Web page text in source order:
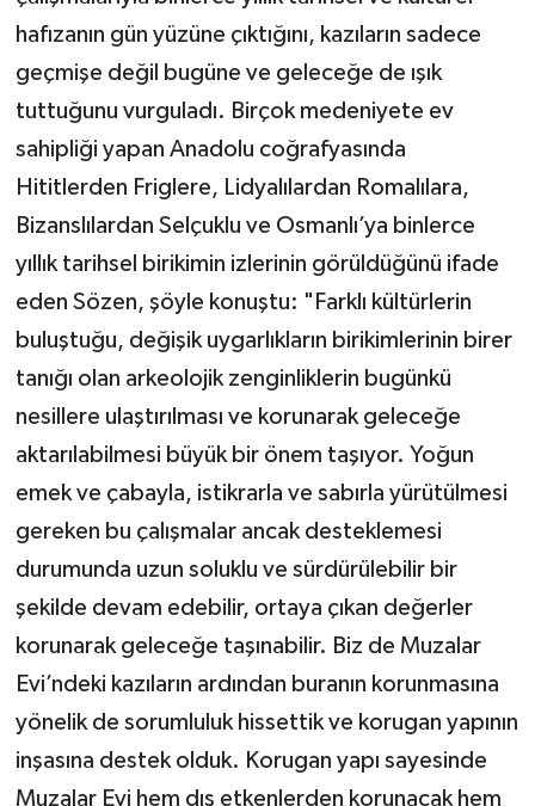
hafızanın gün yüzüne çıktığını, kazıların sadece
geçmişe değil bugüne ve geleceğe de ışık
tuttuğunu vurguladı. Birçok medeniyete ev
sahipliği yapan Anadolu coğrafyasında
Hititlerden Friglere, Lidyalılardan Romalılara,
Bizanslılardan Selçuklu ve Osmanlı’ya binlerce
yıllık tarihsel birikimin izlerinin görüldüğünü ifade
eden Sözen, şöyle konuştu: "Farklı kültürlerin
buluştuğu, değişik uygarlıkların birikimlerinin birer
tanığı olan arkeolojik zenginliklerin bugünkü
nesillere ulaştırılması ve korunarak geleceğe
aktarılabilmesi büyük bir önem taşıyor. Yoğun
emek ve çabayla, istikrarla ve sabırla yürütülmesi
gereken bu çalışmalar ancak desteklemesi
durumunda uzun soluklu ve sürdürülebilir bir
şekilde devam edebilir, ortaya çıkan değerler
korunarak geleceğe taşınabilir. Biz de Muzalar
Evi’ndeki kazıların ardından buranın korunmasına
yönelik de sorumluluk hissettik ve korugan yapının
inşasına destek olduk. Korugan yapı sayesinde
Muzalar Evi hem dış etkenlerden korunacak hem